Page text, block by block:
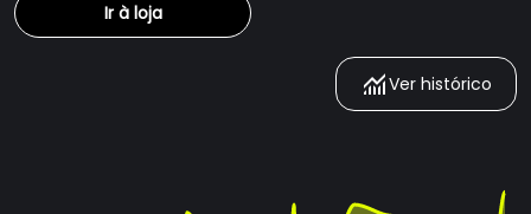
Ir à loja
Ver histórico